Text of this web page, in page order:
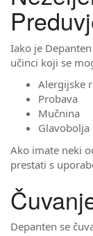
Iako je
učinci koji se
Alergijske
Probava
Mučnina
Glavobolja
Ako imate neki
prestati s
Depanten se